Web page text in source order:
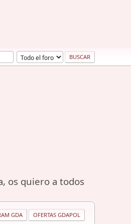
os quiero a todos
GDA OFERTAS GDAPOL